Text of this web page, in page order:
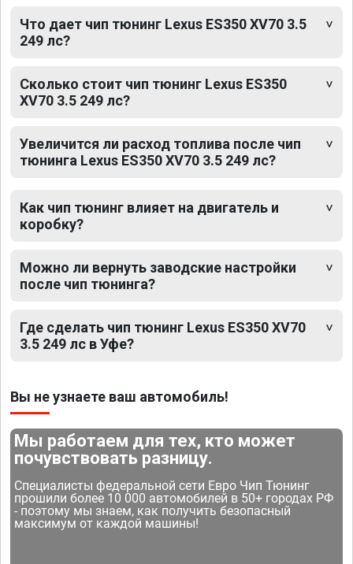
Что дает чип тюнинг Lexus ES350 XV70 3.5
249 лс?
Сколько стоит чип тюнинг Lexus ES350
XV70 3.5 249 лс?
Увеличится ли расход топлива после чип
тюнинга Lexus ES350 XV70 3.5 249 лс?
Как чип тюнинг влияет на двигатель и
коробку?
Можно ли вернуть заводские настройки
после чип тюнинга?
Где сделать чип тюнинг Lexus ES350 XV70
3.5 249 лс в Уфе?
Вы не узнаете ваш автомобиль!
Мы работаем для тех, кто может
почувствовать разницу.
Специалисты федеральной сети Евро Чип Тюнинг
прошили более 10 000 автомобилей в 50+ городах РФ
- поэтому мы знаем, как получить безопасный
максимум от каждой машины!